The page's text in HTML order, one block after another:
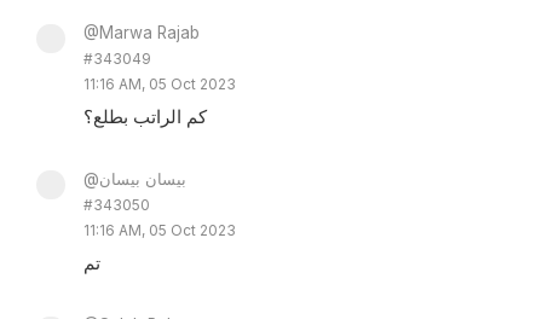
@Marwa Rajab
#343049
11:16 AM, 05 Oct 2023
كم الراتب بطلع؟
@بيسان بيسان
#343050
11:16 AM, 05 Oct 2023
تم